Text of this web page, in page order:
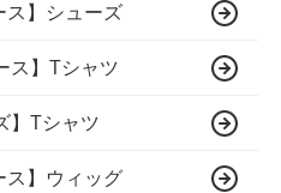
ス】シューズ
ス】Tシャツ
】Tシャツ
ス】ウィッグ